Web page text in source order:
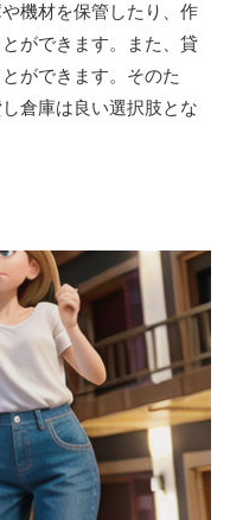
機材を保管したり、作
ができます。また、貸
ができます。そのた
倉庫は良い選択肢とな